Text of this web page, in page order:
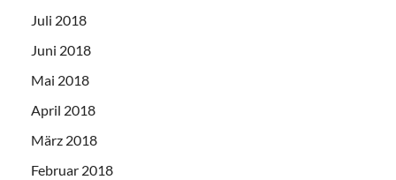
Juli 2018
Juni 2018
Mai 2018
April 2018
März 2018
Februar 2018